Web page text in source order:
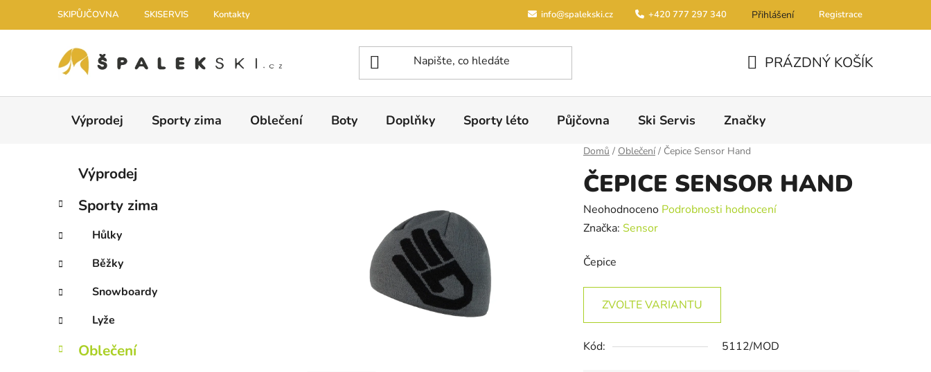
Přejít na obsahSKIPŮJČOVNA SKISERVIS Kontakty info@spalekski.cz +420 777 297 340 Přihlášení Registrace
PRÁZDNÝ KOŠÍK
Výprodej Sporty zima Oblečení Boty Doplňky Sporty léto Půjčovna Ski Servis Značky
Domů / Oblečení / Čepice Sensor Hand
Postranní panel
Přeskočit kategorie
Kategorie
Výprodej
Sporty zima
Hůlky
Běžky
Snowboardy
Lyže
Oblečení
ČEPICE SENSOR HAND
Průměrné hodnocení produktu je 0,0 z 5 hvězdiček.
Neohodnoceno Podrobnosti hodnocení
Značka: Sensor
Čepice
ZVOLTE VARIANTU
Kód: 5112/MOD